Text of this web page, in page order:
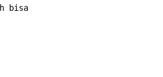
bisa